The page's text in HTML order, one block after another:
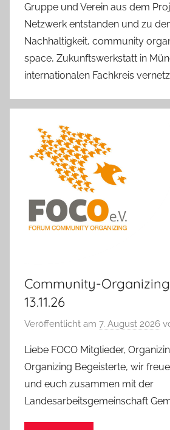
Gruppe und Verein aus dem
Netzwerk entstanden und zu
Nachhaltigkeit, community
space, Zukunftswerkstatt in
internationalen Fachkreis
Community-
13.11.26
Veröffentlicht am 7. August 2026
Liebe FOCO Mitglieder,
Organizing Begeisterte, wir
und euch zusammen mit der
Landesarbeitsgemeinschaft